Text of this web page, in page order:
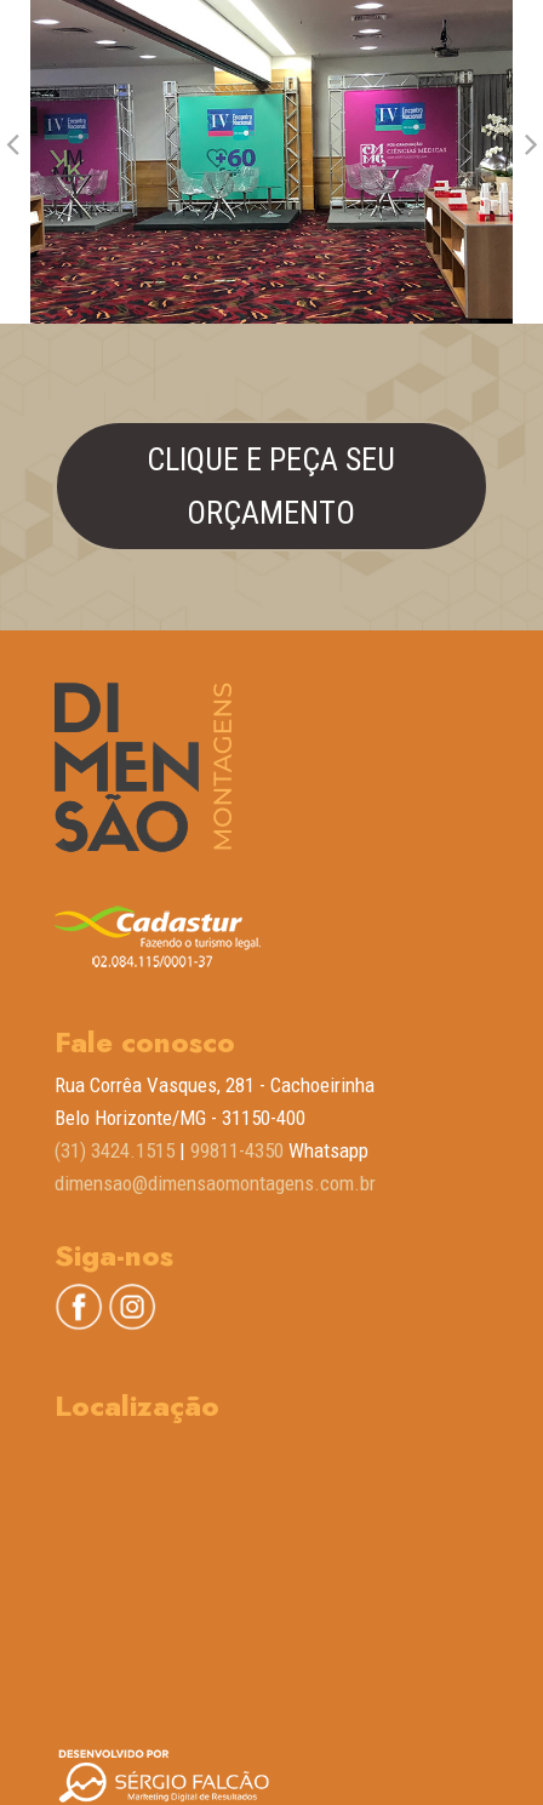
CLIQUE E PEÇA SEU
ORÇAMENTO
Fale conosco
Rua Corrêa Vasques, 281 - Cachoeirinha
Belo Horizonte/MG - 31150-400
(31) 3424.1515| 99811-4350 Whatsapp
dimensao@dimensaomontagens.com.br
Siga-nos
Localização